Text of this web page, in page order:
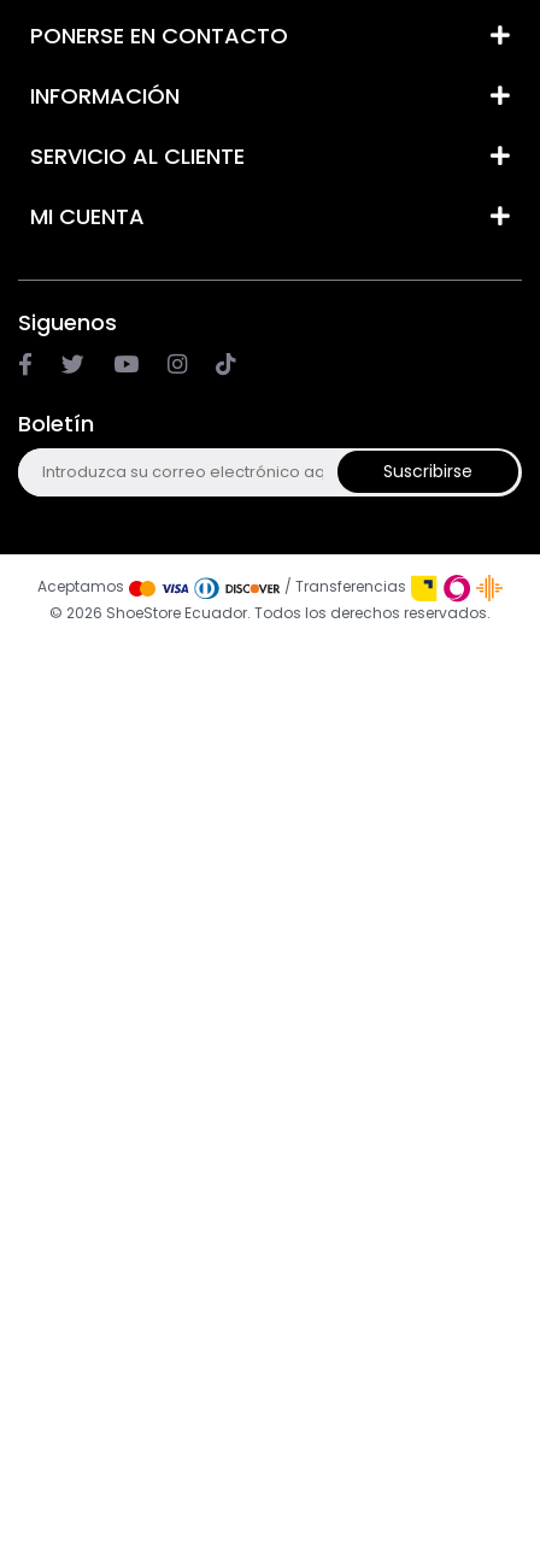
PONERSE EN CONTACTO
INFORMACIÓN
SERVICIO AL CLIENTE
MI CUENTA
Siguenos
Boletín
Suscribirse
© 2026 ShoeStore Ecuador. Todos los derechos reservados.
Aceptamos / Transferencias